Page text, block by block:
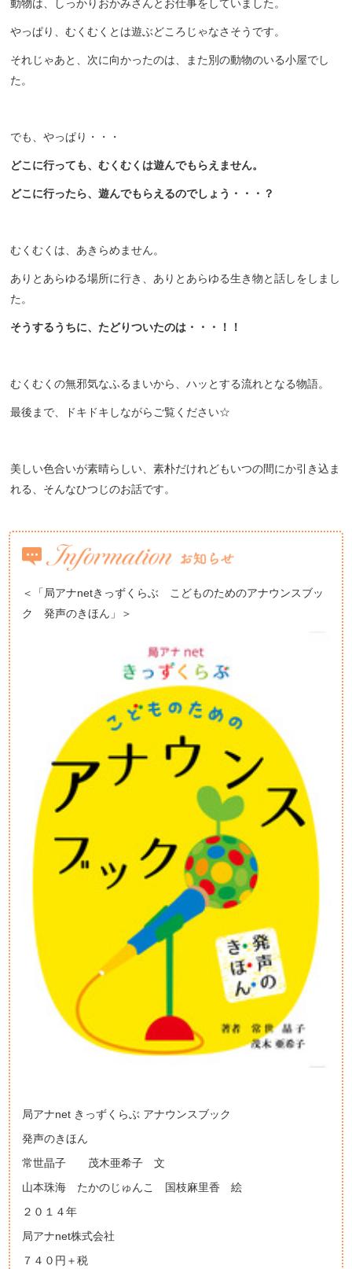
やっぱり、むくむくとは遊ぶどころじゃなさそうです。
それじゃあと、次に向かったのは、また別の動物のいる小屋でし
た。
でも、やっぱり・・・
どこに行っても、むくむくは遊んでもらえません。
どこに行ったら、遊んでもらえるのでしょう・・・？
むくむくは、あきらめません。
ありとあらゆる場所に行き、ありとあらゆる生き物と話しをしまし
た。
そうするうちに、たどりついたのは・・・！！
むくむくの無邪気なふるまいから、ハッとする流れとなる物語。
最後まで、ドキドキしながらご覧ください☆
美しい色合いが素晴らしい、素朴だけれどもいつの間にか引き込ま
れる、そんなひつじのお話です。
＜「局アナnetきっずくらぶ こどものためのアナウンスブッ
ク 発声のきほん」＞
局アナnet きっずくらぶ アナウンスブック
発声のきほん
常世晶子 茂木亜希子 文
山本珠海 たかのじゅんこ 国枝麻里香 絵
２０１４年
局アナnet株式会社
７４０円＋税